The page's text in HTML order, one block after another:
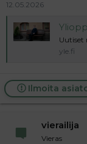
n
l
o
a
j
e
s
t
12.05.2026
Ylioppilas
Uutiset
yle.fi
Ilmoita
vierailija
Vieras